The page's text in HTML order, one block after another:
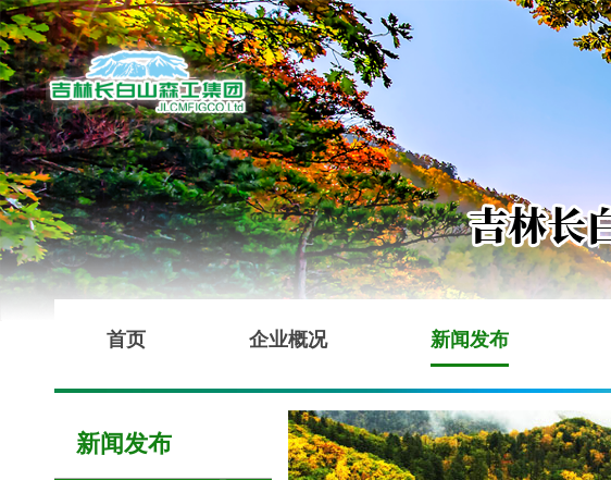
首页 企业概况 新闻发布
新闻发布